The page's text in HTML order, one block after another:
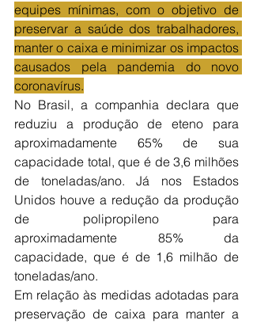
equipes mínimas, com o objetivo de
preservar a saúde dos trabalhadores,
manter o caixa e minimizar os impactos
causados pela pandemia do novo
coronavírus.
No Brasil, a companhia declara que
reduziu a produção de eteno para
aproximadamente 65% de sua
capacidade total, que é de 3,6 milhões
de toneladas/ano. Já nos Estados
Unidos houve a redução da produção
de polipropileno para
aproximadamente 85% da
capacidade, que é de 1,6 milhão de
toneladas/ano.
Em relação às medidas adotadas para
preservação de caixa para manter a